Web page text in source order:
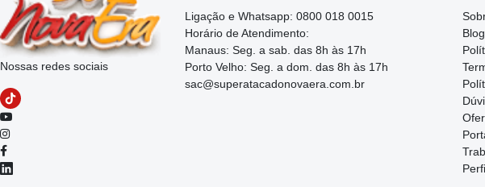
Nossas redes sociais
Ligação e Whatsapp: 0800 018 0015
Horário de Atendimento:
Manaus: Seg. a sab. das 8h às 17h
Porto Velho: Seg. a dom. das 8h às 17h
sac@superatacadonovaera.com.br